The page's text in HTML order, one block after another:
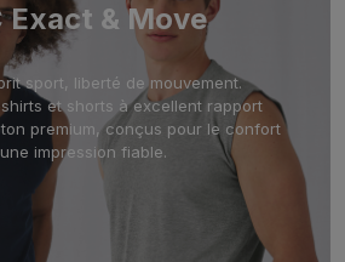
Exact & Move
sport, liberté de mouvement.
et shorts à excellent rapport
premium, conçus pour le confort
impression fiable.